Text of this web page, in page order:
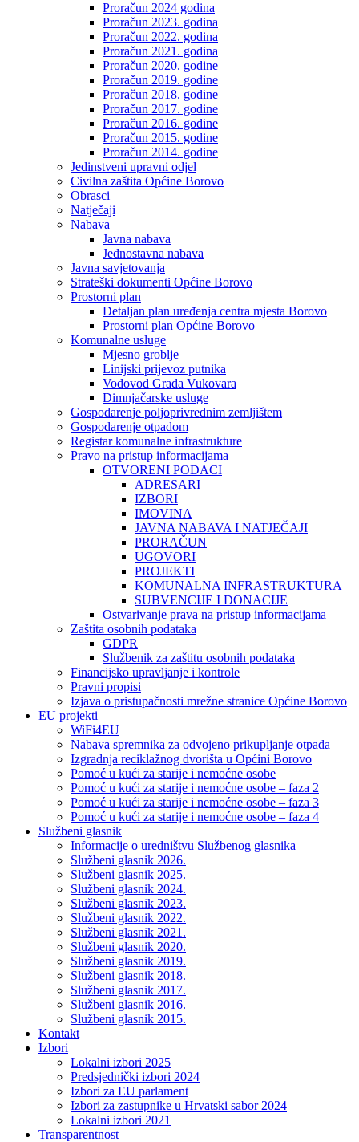
Proračun 2024 godina
Proračun 2023. godina
Proračun 2022. godina
Proračun 2021. godina
Proračun 2020. godine
Proračun 2019. godine
Proračun 2018. godine
Proračun 2017. godine
Proračun 2016. godine
Proračun 2015. godine
Proračun 2014. godine
Jedinstveni upravni odjel
Civilna zaštita Općine Borovo
Obrasci
Natječaji
Nabava
Javna nabava
Jednostavna nabava
Javna savjetovanja
Strateški dokumenti Općine Borovo
Prostorni plan
Detaljan plan uređenja centra mjesta Borovo
Prostorni plan Općine Borovo
Komunalne usluge
Mjesno groblje
Linijski prijevoz putnika
Vodovod Grada Vukovara
Dimnjačarske usluge
Gospodarenje poljoprivrednim zemljištem
Gospodarenje otpadom
Registar komunalne infrastrukture
Pravo na pristup informacijama
OTVORENI PODACI
ADRESARI
IZBORI
IMOVINA
JAVNA NABAVA I NATJEČAJI
PRORAČUN
UGOVORI
PROJEKTI
KOMUNALNA INFRASTRUKTURA
SUBVENCIJE I DONACIJE
Ostvarivanje prava na pristup informacijama
Zaštita osobnih podataka
GDPR
Službenik za zaštitu osobnih podataka
Financijsko upravljanje i kontrole
Pravni propisi
Izjava o pristupačnosti mrežne stranice Općine Borovo
EU projekti
WiFi4EU
Nabava spremnika za odvojeno prikupljanje otpada
Izgradnja reciklažnog dvorišta u Općini Borovo
Pomoć u kući za starije i nemoćne osobe
Pomoć u kući za starije i nemoćne osobe – faza 2
Pomoć u kući za starije i nemoćne osobe – faza 3
Pomoć u kući za starije i nemoćne osobe – faza 4
Službeni glasnik
Informacije o uredništvu Službenog glasnika
Službeni glasnik 2026.
Službeni glasnik 2025.
Službeni glasnik 2024.
Službeni glasnik 2023.
Službeni glasnik 2022.
Službeni glasnik 2021.
Službeni glasnik 2020.
Službeni glasnik 2019.
Službeni glasnik 2018.
Službeni glasnik 2017.
Službeni glasnik 2016.
Službeni glasnik 2015.
Kontakt
Izbori
Lokalni izbori 2025
Predsjednički izbori 2024
Izbori za EU parlament
Izbori za zastupnike u Hrvatski sabor 2024
Lokalni izbori 2021
Transparentnost